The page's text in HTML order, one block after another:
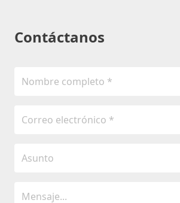
Contáctanos